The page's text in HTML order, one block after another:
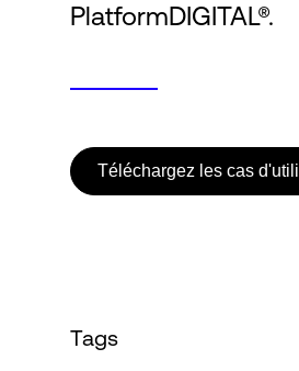
PlatformDIGITAL®.
Téléchargez les cas
Tags